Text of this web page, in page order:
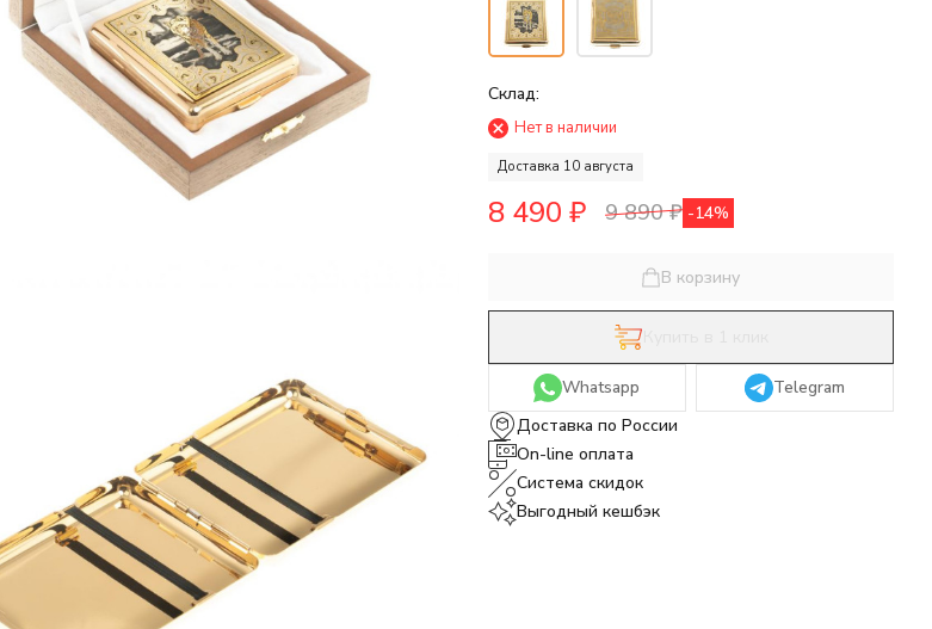
Склад:
Нет в наличии
Доставка 10 августа
8 490 ₽ 9 890₽ -14%
В корзину
Whatsapp
Telegram
Доставка по России
On-line оплата
Система скидок
Выгодный кешбэк